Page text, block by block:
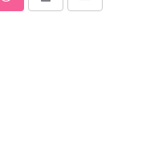
StumbleUpon
Print
Share